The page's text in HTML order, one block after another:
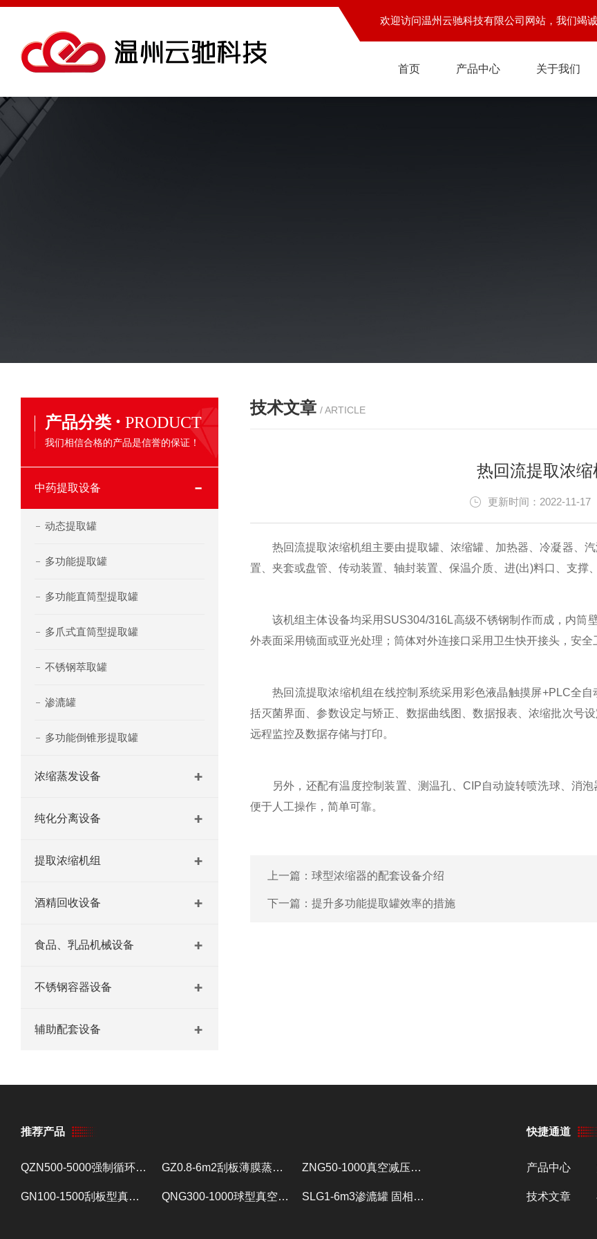
欢迎访问温州云驰科技有限公司网站，我们竭
首页 产品中心 关于我们
产品分类 · PRODUCT
我们相信合格的产品是信誉的保证！
中药提取设备
动态提取罐
多功能提取罐
多功能直筒型提取罐
多爪式直筒型提取罐
不锈钢萃取罐
渗漉罐
多功能倒锥形提取罐
浓缩蒸发设备
纯化分离设备
提取浓缩机组
酒精回收设备
食品、乳品机械设备
不锈钢容器设备
辅助配套设备
技术文章 / ARTICLE
热回流提取浓
更新时间：2022-11-
热回流提取浓缩机组主要由提取罐、浓缩罐、加热器、冷凝器、汽
置、夹套或盘管、传动装置、轴封装置、保温介质、进(出)料口、支撑
该机组主体设备均采用SUS304/316L高级不锈钢制作而成，内筒
外表面采用镜面或亚光处理；筒体对外连接口采用卫生快开接头，安全
热回流提取浓缩机组在线控制系统采用彩色液晶触摸屏+PLC全自
括灭菌界面、参数设定与矫正、数据曲线图、数据报表、浓缩批次号
远程监控及数据存储与打印。
另外，还配有温度控制装置、测温孔、CIP自动旋转喷洗球、消泡
便于人工操作，简单可靠。
上一篇： 球型浓缩器的配套设备介绍
下一篇： 提升多功能提取罐效率的措施
推荐产品
QZN500-5000强制循环蒸发器 蒸发设备 GZ0.8-6m2刮板薄膜蒸发器 提取浓缩设备 ZNG50-1000真空减压浓缩器 提取浓缩设备
GN100-1500刮板型真空减压浓缩器 提取浓缩设备 QNG300-1000球型真空减压浓缩器 提取浓缩设备 SLG1-6m3渗漉罐 固相萃取设备
快捷通道
产品中心
技术文章